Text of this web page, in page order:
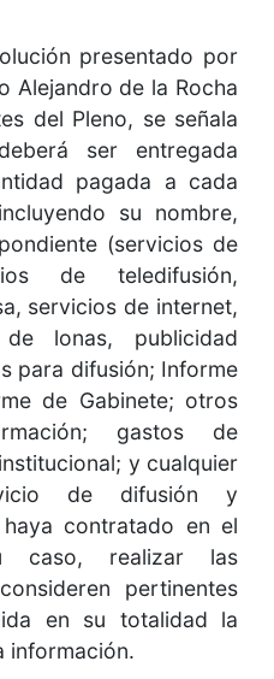
presentado por
Alejandro de la Rocha
del Pleno, se señala
ser entregada
pagada a cada
su nombre,
(servicios de
de teledifusión,
servicios de internet,
lonas, publicidad
para difusión; Informe
de Gabinete; otros
gastos de
y cualquier
de difusión y
contratado en el
realizar las
pertinentes
en su totalidad la
información.